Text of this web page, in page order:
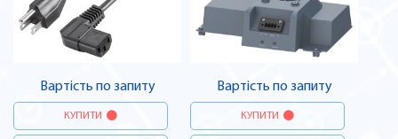
Вартість по запиту
КУПИТИ
Вартість по запиту
КУПИТИ